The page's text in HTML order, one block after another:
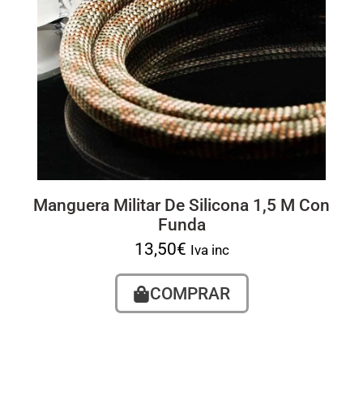
Manguera Militar De Silicona 1,5 M Con
Funda
13,50€ Iva inc
COMPRAR